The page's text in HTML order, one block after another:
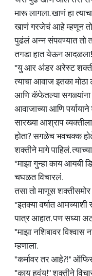
मारू लागला. खाणं हा
खाणं गरजेचं आहे म्हणून तो
पुढंलं अन्न संपवण्यात तो
तगडा हात येऊन आदळला!
"यु आर अंडर अरेस्ट
त्याचा आवाज इतका
आणि कॅफेतल्या
आवाजाच्या आणि
सारख्या आश्राप
होता? सगळेच भवचक्क
शक्तीने मागे पाहिलं.
"माझा गुन्हा काय आयबी
चघळत विचारलं.
तसा तो माणूस
"इतक्या वर्षात
पात्र आहात. पण सध्या
"माझा नशिबावर
म्हणाला.
"कर्मावर तर आहे?!"